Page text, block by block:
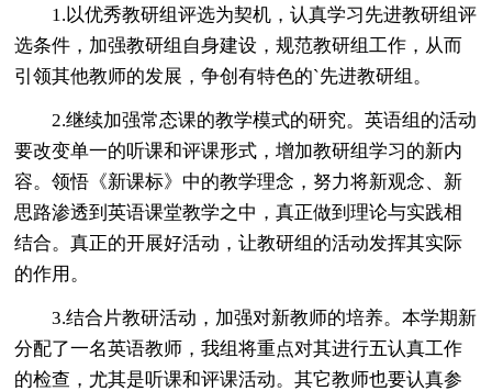
1.以优秀教研组评选为契机，认真学习先进教研组评
选条件，加强教研组自身建设，规范教研组工作，从而
引领其他教师的发展，争创有特色的`先进教研组。
2.继续加强常态课的教学模式的研究。英语组的活动
要改变单一的听课和评课形式，增加教研组学习的新内
容。领悟《新课标》中的教学理念，努力将新观念、新
思路渗透到英语课堂教学之中，真正做到理论与实践相
结合。真正的开展好活动，让教研组的活动发挥其实际
的作用。
3.结合片教研活动，加强对新教师的培养。本学期新
分配了一名英语教师，我组将重点对其进行五认真工作
的检查，尤其是听课和评课活动。其它教师也要认真参